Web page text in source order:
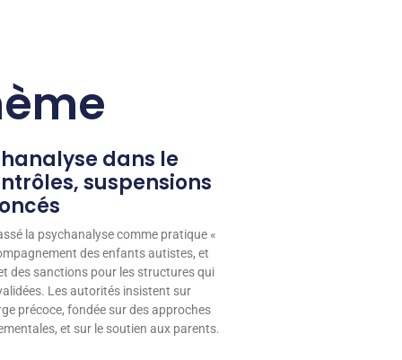
dans le
suspensions
la psychanalyse comme pratique «
des enfants autistes, et
des sanctions pour les structures qui
Les autorités insistent sur
précoce, fondée sur des approches
et sur le soutien aux parents.